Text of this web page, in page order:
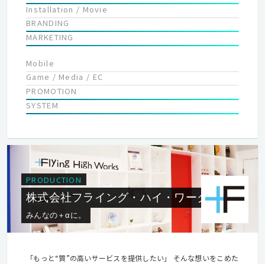
Installation / Movie
BRANDING
MARKETING
Mobile
Game / Media / EC
PROMOTION
SYSTEM
PRODUCTION
株式会社フライング・ハイ・ワークス
みんなの＋αに。
「もっと“質”の高いサービスを提供したい」 そんな想いをこめた